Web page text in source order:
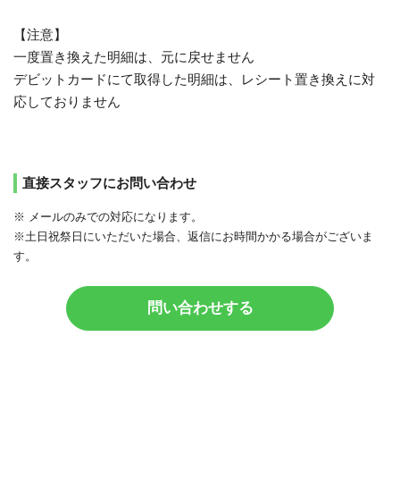
【注意】
一度置き換えた明細は、元に戻せません
デビットカードにて取得した明細は、レシート置き換えに対
応しておりません
直接スタッフにお問い合わせ
※ メールのみでの対応になります。
※土日祝祭日にいただいた場合、返信にお時間かかる場合がございま
す。
問い合わせする